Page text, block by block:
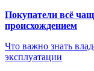
Покупатели всё
происхождением
Что важно знать
эксплуатации